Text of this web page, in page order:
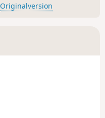
Originalversion